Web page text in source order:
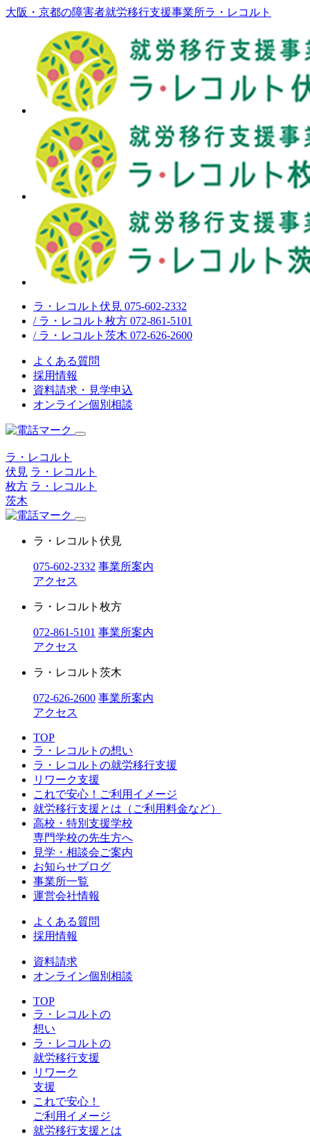
大阪・京都の障害者就労移行支援事業所ラ・レコルト
ラ・レコルト伏見 075-602-2332
/ ラ・レコルト枚方 072-861-5101
/ ラ・レコルト茨木 072-626-2600
よくある質問
採用情報
資料請求・見学申込
オンライン個別相談
ラ・レコルト
伏見 ラ・レコルト
枚方 ラ・レコルト
茨木
ラ・レコルト伏見
075-602-2332 事業所案内
アクセス
ラ・レコルト枚方
072-861-5101 事業所案内
アクセス
ラ・レコルト茨木
072-626-2600 事業所案内
アクセス
TOP
ラ・レコルトの想い
ラ・レコルトの就労移行支援
リワーク支援
これで安心！ご利用イメージ
就労移行支援とは（ご利用料金など）
高校・特別支援学校
専門学校の先生方へ
見学・相談会ご案内
お知らせブログ
事業所一覧
運営会社情報
よくある質問
採用情報
資料請求
オンライン個別相談
TOP
ラ・レコルトの
想い
ラ・レコルトの
就労移行支援
リワーク
支援
これで安心！
ご利用イメージ
就労移行支援とは